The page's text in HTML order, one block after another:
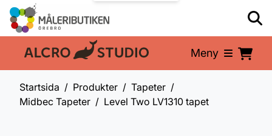
En del av: Meny
Startsida Produkter
Tapeter
Midbec Tapeter
Level Two LV1310 tapet